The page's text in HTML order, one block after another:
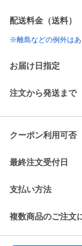
配送料金（送料）
※離島などの例外は
お届け日指定
注文から発送まで
クーポン利用可否
最終注文受付日
支払い方法
複数商品のご注文